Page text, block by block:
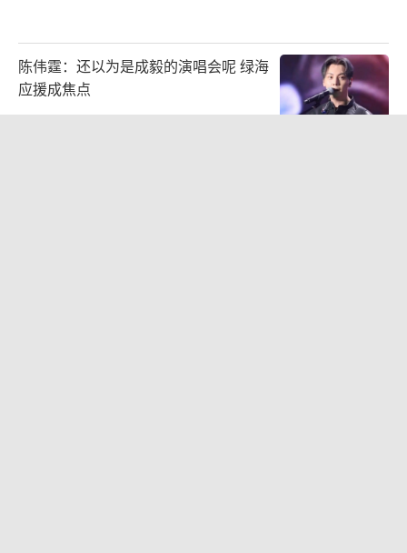
陈伟霆：还以为是成毅的演唱会呢 绿海
应援成焦点
2026-08-09 12:08:14